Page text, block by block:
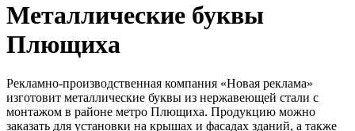
Металлические буквы
Плющиха
Рекламно-производственная компания «Новая реклама»
изготовит металлические буквы из нержавеющей стали с
монтажом в районе метро Плющиха. Продукцию можно
заказать для установки на крышах и фасадах зданий, а также